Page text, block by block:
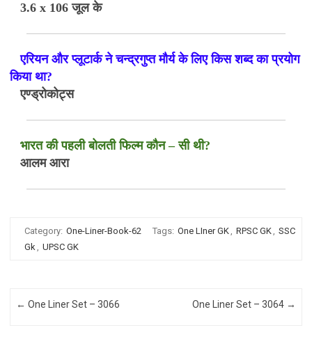
3.6 x 106 जूल के
एरियन और प्लूटार्क ने चन्द्रगुप्त मौर्य के लिए किस शब्द का प्रयोग
किया था?
एण्ड्रोकोट्स
भारत की पहली बोलती फिल्म कौन – सी थी?
आलम आरा
Category: One-Liner-Book-62 Tags: One LIner GK, RPSC GK, SSC
Gk, UPSC GK
Post navigation
← One Liner Set – 3066 One Liner Set – 3064 →